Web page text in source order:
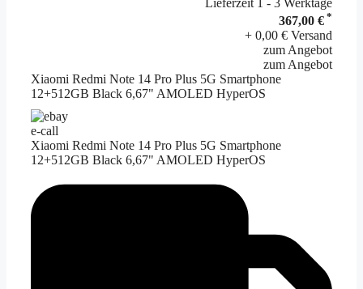
Lieferzeit 1 - 3 Werktage
367,00 € *
+ 0,00 € Versand
zum Angebot
zum Angebot
Xiaomi Redmi Note 14 Pro Plus 5G Smartphone
12+512GB Black 6,67" AMOLED HyperOS
e-call
Xiaomi Redmi Note 14 Pro Plus 5G Smartphone
12+512GB Black 6,67" AMOLED HyperOS